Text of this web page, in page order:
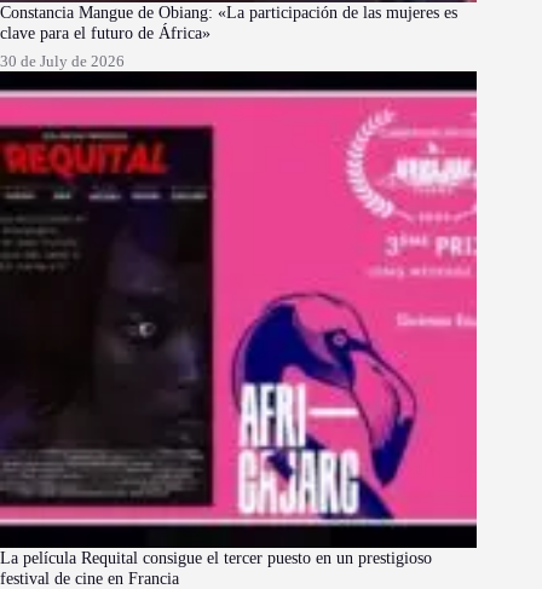
Constancia Mangue de Obiang: «La participación de las mujeres es
clave para el futuro de África»
30 de July de 2026
La película Requital consigue el tercer puesto en un prestigioso
festival de cine en Francia